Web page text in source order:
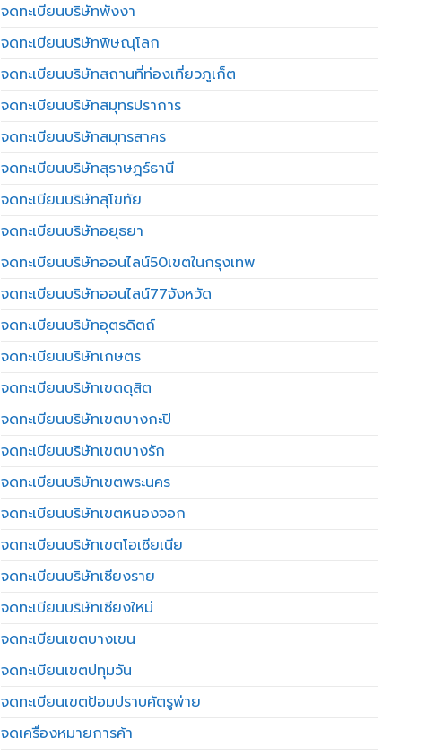
จดทะเบียนบริษัทพังงา
จดทะเบียนบริษัทพิษณุโลก
จดทะเบียนบริษัทสถานที่ท่องเที่ยวภูเก็ต
จดทะเบียนบริษัทสมุทรปราการ
จดทะเบียนบริษัทสมุทรสาคร
จดทะเบียนบริษัทสุราษฎร์ธานี
จดทะเบียนบริษัทสุโขทัย
จดทะเบียนบริษัทอยุธยา
จดทะเบียนบริษัทออนไลน์50เขตในกรุงเทพ
จดทะเบียนบริษัทออนไลน์77จังหวัด
จดทะเบียนบริษัทอุตรดิตถ์
จดทะเบียนบริษัทเกษตร
จดทะเบียนบริษัทเขตดุสิต
จดทะเบียนบริษัทเขตบางกะปิ
จดทะเบียนบริษัทเขตบางรัก
จดทะเบียนบริษัทเขตพระนคร
จดทะเบียนบริษัทเขตหนองจอก
จดทะเบียนบริษัทเขตโอเชียเนีย
จดทะเบียนบริษัทเชียงราย
จดทะเบียนบริษัทเชียงใหม่
จดทะเบียนเขตบางเขน
จดทะเบียนเขตปทุมวัน
จดทะเบียนเขตป้อมปราบศัตรูพ่าย
จดเครื่องหมายการค้า